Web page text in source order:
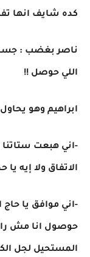
كده شايف انها
ناصر بغضب :
اللي حوصل !!
ابراهيم وهو
-اني هبعت
الاتفاق ولا إيه
-اني موافق يا حاج
حوصول انا مش
المستحيل لجل